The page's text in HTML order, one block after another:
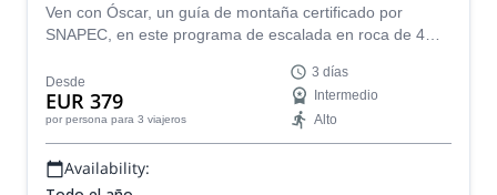
Ven con Óscar, un guía de montaña certificado por
SNAPEC, en este programa de escalada en roca de 4
Barcelona.
Desde
EUR 379
por persona para 3 viajeros
3 días
Intermedio
Alto
Availability: